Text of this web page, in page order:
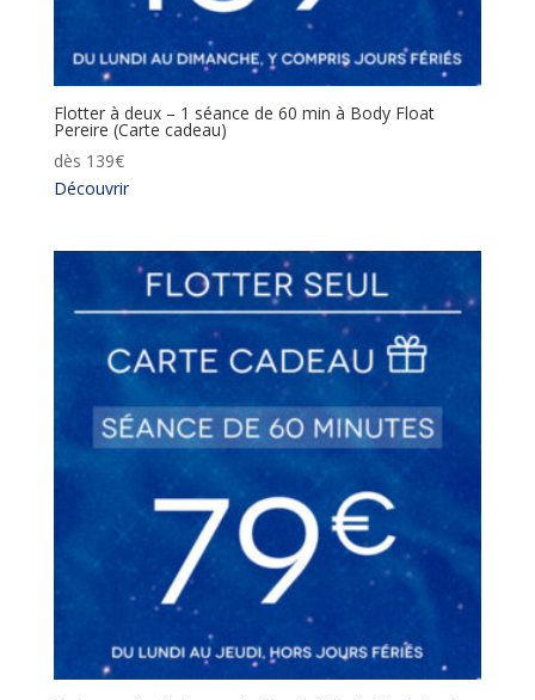
Flotter à deux – 1 séance de 60 min à Body Float
Pereire (Carte cadeau)
dès 139€
Découvrir